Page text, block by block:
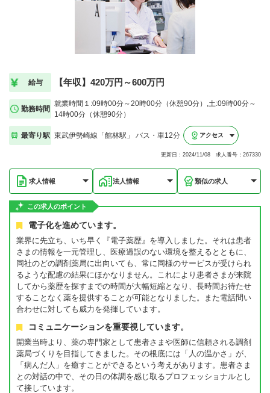
給与 【年収】420万円～600万円
勤務時間
就業時間１:09時00分～20時00分（休憩90分）,土:09時00分～
14時00分（休憩90分）
最寄り駅 東武伊勢崎線「館林駅」 バス・車12分 アクセス
更新日：2024/11/08 求人番号：267330
求人情報 法人情報 類似の求人
この求人のポイント
電子化を進めています。
業界に先立ち、いち早く『電子薬歴』を導入しました。それは患者
さまの情報を一元管理し、医療過誤のない環境を整えるとともに、
同社のどの調剤薬局に出向いても、常に同様のサービスが受けられ
るような配慮の結果にほかなりません。これにより患者さまが来院
してから薬歴を探すまでの時間が大幅短縮となり、長時間お待たせ
することなく薬を提供することが可能となりました。また電話問い
合わせに対しても威力を発揮しています。
コミュニケーションを重要視しています。
開業当時より、薬の専門家として患者さまや医師に信頼される調剤
薬局づくりを目指してきました。その根底には「人の温かさ」が、
「病んだ人」を癒すことができるという考えがあります。患者さま
との対話の中で、その日の体調を感じ取るプロフェッショナルとし
て接しています。